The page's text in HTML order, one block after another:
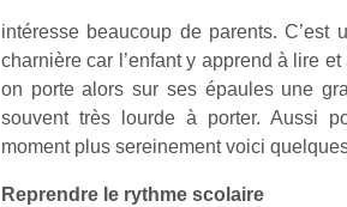
intéresse beaucoup de parents. C’est
charnière car l’enfant y apprend à lire
on porte alors sur ses épaules une
souvent très lourde à porter. Aussi
moment plus sereinement voici
Reprendre le rythme scolaire